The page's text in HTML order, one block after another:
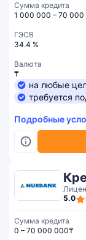
Сумма кредита
1 000 000 – 70
ГЭСВ
34.4 %
Валюта
₸
на любые
требуется
Подробные
5.0
Сумма кредита
0 – 70 000 000₸